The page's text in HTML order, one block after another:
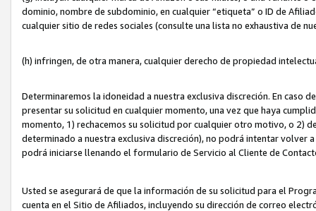
dominio, nombre de subdominio, en cualquier “etiqueta” o ID de
cualquier sitio de redes sociales (consulte una lista no exhaustiva de
(h) infringen, de otra manera, cualquier derecho de propiedad
Determinaremos la idoneidad a nuestra exclusiva discreción. En caso
presentar su solicitud en cualquier momento, una vez que haya
momento, 1) rechacemos su solicitud por cualquier otro motivo, o 2)
determinado a nuestra exclusiva discreción), no podrá intentar volver
podrá iniciarse llenando el formulario de Servicio al Cliente de
Usted se asegurará de que la información de su solicitud para el
cuenta en el Sitio de Afiliados, incluyendo su dirección de correo